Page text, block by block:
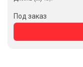
Под заказ